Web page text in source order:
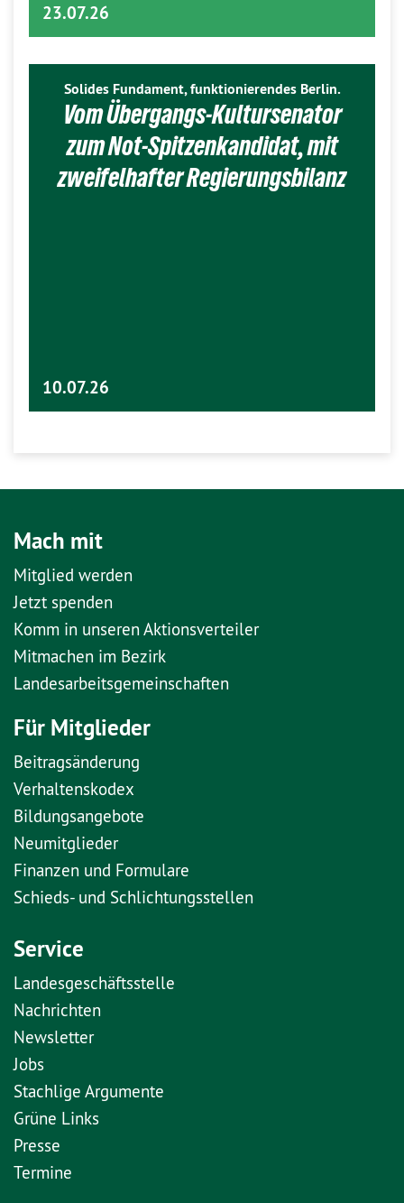
23.07.26
Solides Fundament, funktionierendes Berlin.
Vom Übergangs-Kultursenator
zum Not-Spitzenkandidat, mit
zweifelhafter Regierungsbilanz
10.07.26
Mach mit
Mitglied werden
Jetzt spenden
Komm in unseren Aktionsverteiler
Mitmachen im Bezirk
Landesarbeitsgemeinschaften
Für Mitglieder
Beitragsänderung
Verhaltenskodex
Bildungsangebote
Neumitglieder
Finanzen und Formulare
Schieds- und Schlichtungsstellen
Service
Landesgeschäftsstelle
Nachrichten
Newsletter
Jobs
Stachlige Argumente
Grüne Links
Presse
Termine